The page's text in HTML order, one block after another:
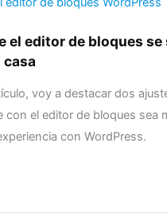
el editor de bloques se
casa
voy a destacar dos
con el editor de bloques sea
con WordPress.